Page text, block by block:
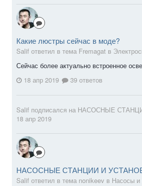
Какие люстры сейчас в моде?
Salif ответил в тема Fremagat в
Сейчас более актуально встроенное
18 апр 2019
39 ответов
Salif подписался на НАСОСНЫЕ
18 апр 2019
НАСОСНЫЕ СТАНЦИИ И
Salif ответил в тема nonikeev в Насосы и